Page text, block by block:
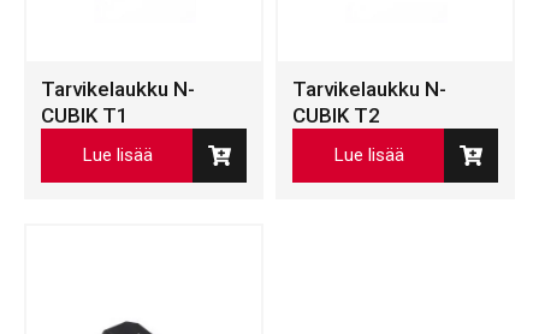
Tarvikelaukku N-
CUBIK T1
Lue lisää
Tarvikelaukku N-
CUBIK T2
Lue lisää